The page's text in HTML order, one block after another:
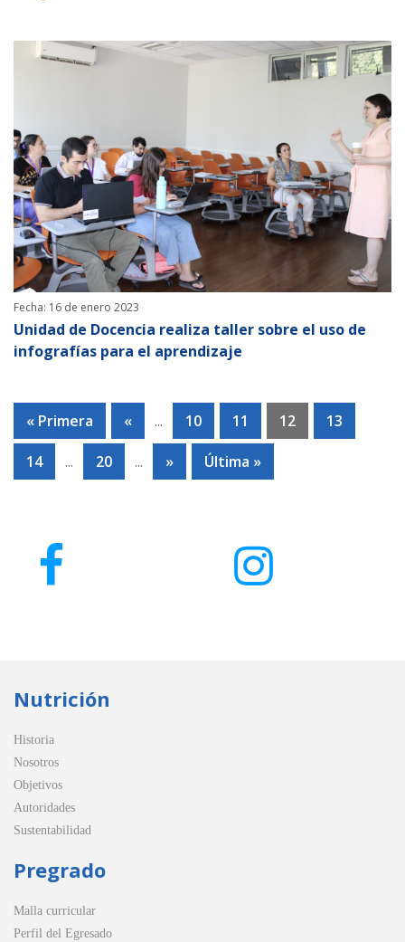
Fecha: 16 de enero 2023
Unidad de Docencia realiza taller sobre el uso de
infografías para el aprendizaje
« Primera « ... 10 11 12 13
14 ... 20 ... » Última »
Nutrición
Historia
Nosotros
Objetivos
Autoridades
Sustentabilidad
Pregrado
Malla curricular
Perfil del Egresado